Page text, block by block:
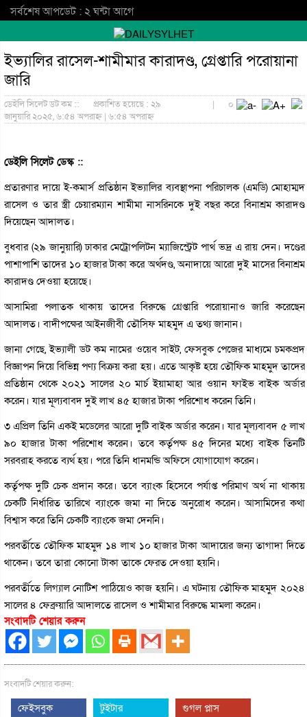
সর্বশেষ আপডেট : ২ ঘন্টা আগে
ইভ্যালির রাসেল-শামীমার কারাদণ্ড, গ্রেপ্তারি পরোয়ানা
জারি
ডেইলি সিলেট ডট কম ::
প্রকাশিত হয়েছে : ২৯
জানুয়ারি ২০২৫, ৬:৫৪ অপরাহ্ন | ৬:৫৪ অপরাহ্ন
| ০
ডেইলি সিলেট ডেস্ক ::
প্রতারণার দায়ে ই-কমার্স প্রতিষ্ঠান ইভ্যালির ব্যবস্থাপনা পরিচালক (এমডি) মোহাম্মদ
রাসেল ও তার স্ত্রী চেয়ারম্যান শামীমা নাসরিনকে দুই বছর করে বিনাশ্রম কারাদণ্ড
দিয়েছেন আদালত।
বুধবার (২৯ জানুয়ারি) ঢাকার মেট্রোপলিটন ম্যাজিস্ট্রেট পার্থ ভদ্র এ রায় দেন। দণ্ডের
পাশাপাশি তাদের ১০ হাজার টাকা করে অর্থদণ্ড, অনাদায়ে আরো দুই মাসের বিনাশ্রম
কারাদণ্ড দেওয়া হয়েছে।
আসামিরা পলাতক থাকায় তাদের বিরুদ্ধে গ্রেপ্তারি পরোয়ানাও জারি করেছেন
আদালত। বাদীপক্ষের আইনজীবী তৌসিফ মাহমুদ এ তথ্য জানান।
জানা গেছে, ইভ্যালী ডট কম নামের ওয়েব সাইট, ফেসবুক পেজের মাধ্যমে চমকপ্রদ
বিজ্ঞাপন দিয়ে বিভিন্ন পণ্য বিক্রয় করা হয়। এতে আকৃষ্ট হয়ে তৌফিক মাহমুদ তাদের
প্রতিষ্ঠান থেকে ২০২১ সালের ২০ মার্চ ইয়ামাহা আর ওয়ান ফাইভ বাইক অর্ডার
করেন। যার মূল্যবাবদ দুই লাখ ৪৫ হাজার টাকা পরিশোধ করেন তিনি।
৩ এপ্রিল তিনি একই মডেলের আরো দুটি বাইক অর্ডার করেন। যার মূল্যবাবদ ৫ লাখ
৯০ হাজার টাকা পরিশোধ করেন। তবে কর্তৃপক্ষ ৪৫ দিনের মধ্যে বাইক তিনটি
সরবরাহ করতে ব্যর্থ হয়। পরে তিনি ধানমন্ডি অফিসে যোগাযোগ করেন।
কর্তৃপক্ষ দুটি চেক প্রদান করে। তবে ব্যাংক হিসেবে পর্যাপ্ত পরিমাণ অর্থ না থাকায়
চেকটি নির্ধারিত তারিখে ব্যাংকে জমা না দিতে অনুরোধ করেন। আসামিদের কথা
বিশ্বাস করে তিনি চেকটি ব্যাংকে জমা দেননি।
পরবর্তীতে তৌফিক মাহমুদ ১৪ লাখ ১০ হাজার টাকা আদায়ের জন্য তাগাদা দিতে
থাকেন। তবে তারা কোনো টাকা তাকে ফেরত দেওয়া হয়নি।
পরবর্তীতে লিগ্যাল নোটিশ পাঠিয়েও কাজ হয়নি। এ ঘটনায় তৌফিক মাহমুদ ২০২৪
সালের ৪ ফেব্রুয়ারি আদালতে রাসেল ও শামীমার বিরুদ্ধে মামলা করেন।
সংবাদটি শেয়ার করুন
সংবাদটি শেয়ার করুন:
ফেইসবুক টুইটার গুগল প্লাস